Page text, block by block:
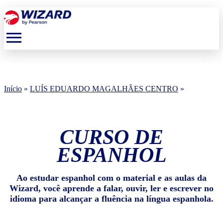
menu
Início » LUÍS EDUARDO MAGALHÃES CENTRO »
CURSO DE
ESPANHOL
Ao estudar espanhol com o material e as aulas da
Wizard, você aprende a falar, ouvir, ler e escrever no
idioma para alcançar a fluência na língua espanhola.